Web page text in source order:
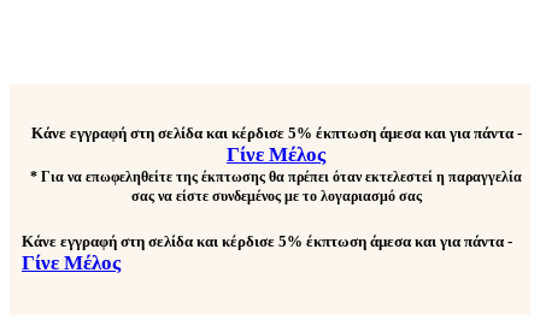
Κάνε εγγραφή στη σελίδα και κέρδισε 5% έκπτωση άμεσα και για πάντα-
Γίνε Μέλος
* Για να επωφεληθείτε της έκπτωσης θα πρέπει όταν εκτελεστεί η παραγγελία
σας να είστε συνδεμένος με το λογαριασμό σας
Κάνε εγγραφή στη σελίδα και κέρδισε 5% έκπτωση άμεσα και για πάντα -
Γίνε Μέλος